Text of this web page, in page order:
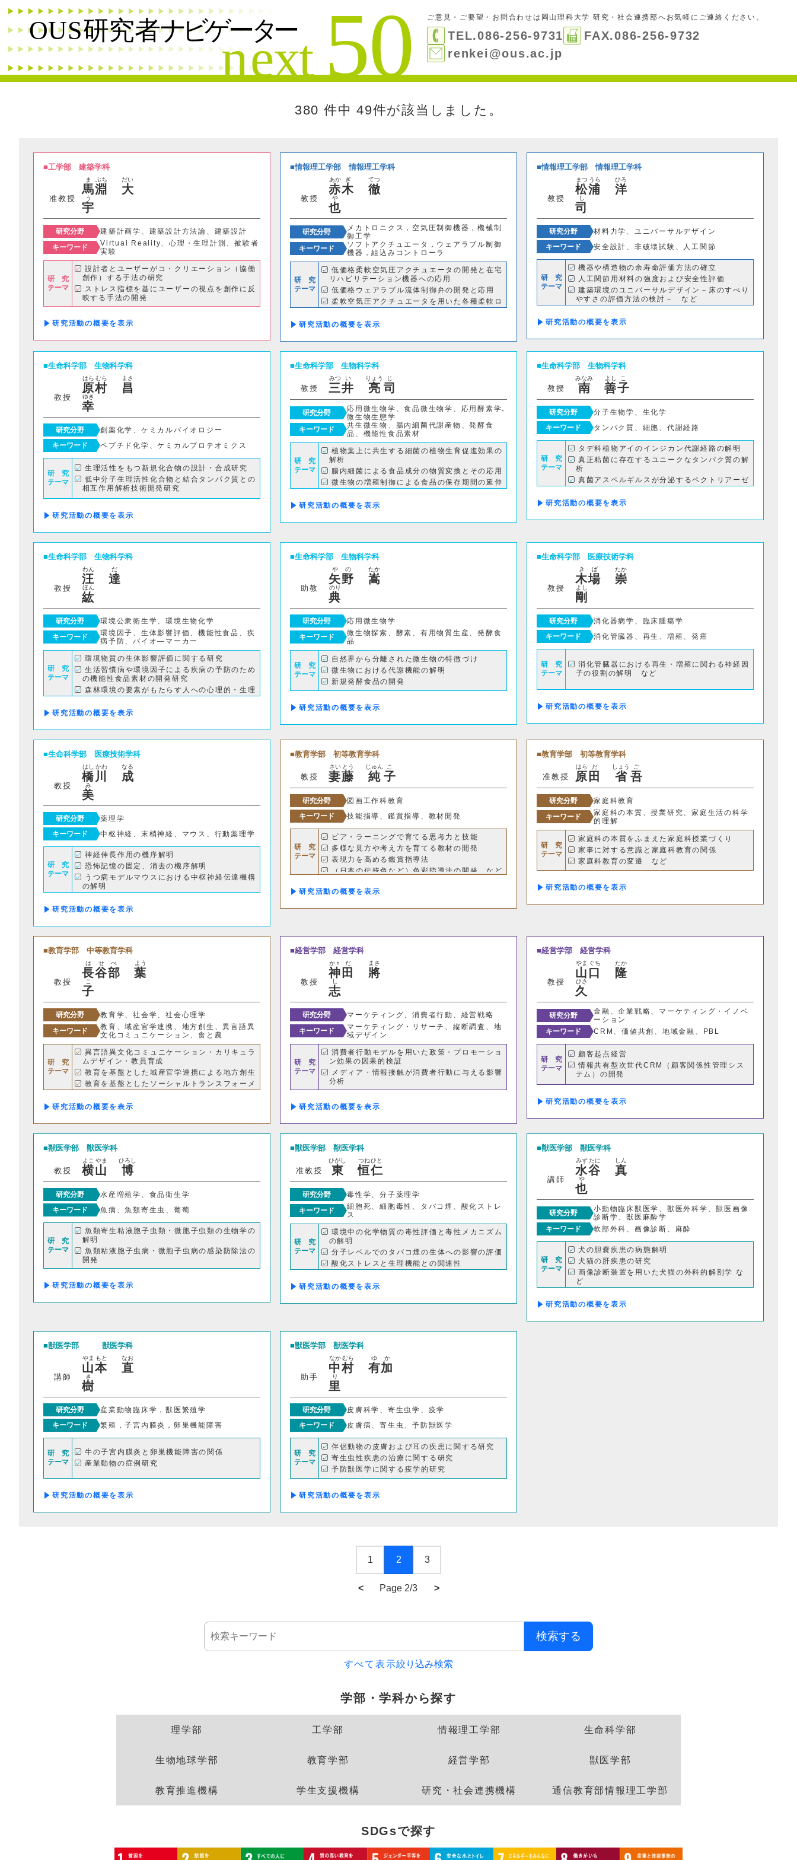
ご意見・ご要望・お問合わせは 岡山理科大学 研究・社会連携部へお気軽にご連絡ください。
TEL.086-256-9731
FAX.086-256-9732
renkei@ous.ac.jp
380 件中 49件が該当しました。
工学部 建築学科
准教授
馬
ま
淵
ぶち
大
だい
宇
う
研究分野
建築計画学、建築設計方法論、建築設計
キーワード
Virtual Reality、心理・生理計測、被験者
実験
研 究
テーマ
設計者とユーザーがコ・クリエーション（協働
創作）する手法の研究
ストレス指標を基にユーザーの視点を創作に反
映する手法の開発
VRを用いてユーザーの空間認識をトレーニン
グする手法の開発
VRを用いてアルゴリズムデザインを協働創作
する手法の開発など
研究活動の概要
情報理工学部情報理工学科
教授
赤
あか
木
ぎ
徹
てつ
也
や
研究分野
メカトロニクス，空気圧制御機器，機械制
御工学
キーワード
ソフトアクチュエータ，ウェアラブル制御
機器，組込みコントローラ
研 究
テーマ
低価格柔軟空気圧アクチュエータの開発と在宅
リハビリテーション機器への応用
低価格ウェアラブル流体制御弁の開発と応用
柔軟空気圧アクチュエータを用いた各種柔軟ロ
ボットの開発
研究活動の概要
情報理工学部情報理工学科
教授
松
まつ
浦
うら
洋
ひろ
司
し
研究分野
材料力学、ユニバーサルデザイン
キーワード
安全設計、非破壊試験、人工関節
研 究
テーマ
機器や構造物の余寿命評価方法の確立
人工関節用材料の強度および安全性評価
建築環境のユニバーサルデザイン－床のすべり
やすさの評価方法の検討－ など
研究活動の概要
生命科学部 生物科学科
教授
原
はら
村
むら
昌
まさ
幸
ゆき
研究分野
創薬化学、ケミカルバイオロジー
キーワード
ペプチド化学、ケミカルプロテオミクス
研 究
テーマ
生理活性をもつ新規化合物の設計・合成研究
低中分子生理活性化合物と結合タンパク質との
相互作用解析技術開発研究
研究活動の概要
生命科学部 生物科学科
教授 三
みつ
井
い
亮
りょう
司
じ
研究分野
応用微生物学、食品微生物学、応用酵素学､
微生物生態学
キーワード
共生微生物、腸内細菌代謝産物、発酵食
品、機能性食品素材
研 究
テーマ
植物葉上に共生する細菌の植物生育促進効果の
解析
腸内細菌による食品成分の物質変換とその応用
微生物の増殖制御による食品の保存期間の延伸
に関する研究
産業利用可能な微生物および微生物酵素の開発
とファインケミカル生産 など
研究活動の概要
生命科学部 生物科学科
教授 南
みなみ
善
よし
子
こ
研究分野
分子生物学、生化学
キーワード
タンパク質、細胞、代謝経路
研 究
テーマ
タデ科植物アイのインジカン代謝経路の解明
真正粘菌に存在するユニークなタンパク質の解
析
真菌アスペルギルスが分泌するペクトリアーゼ
の解析
研究活動の概要
生命科学部 生物科学科
教授
汪
わん
達
だ
紘
ほん
研究分野
環境公衆衛生学、環境生物化学
キーワード
環境因子、生体影響評価、機能性食品、疾
病予防、バイオ―マーカー
研 究
テーマ
環境物質の生体影響評価に関する研究
生活習慣病や環境因子による疾病の予防のため
の機能性食品素材の開発研究
森林環境の要素がもたらす人への心理的・生理
的効果の解明 など
研究活動の概要
生命科学部 生物科学科
助教
矢
や
野
の
嵩
たか
典
のり
研究分野
応用微生物学
キーワード
微生物探索、酵素、有用物質生産、発酵食
品
研 究
テーマ
自然界から分離された微生物の特徴づけ
微生物における代謝機能の解明
新規発酵食品の開発
研究活動の概要
生命科学部 医療技術学科
教授
木
き
場
ば
崇
たか
剛
よし
研究分野
消化器病学、臨床腫瘍学
キーワード
消化管臓器、再生、増殖、発癌
研 究
テーマ
消化管臓器における再生・増殖に関わる神経因
子の役割の解明 など
研究活動の概要
生命科学部 医療技術学科
教授
橋
はし
川
かわ
成
なる
美
み
研究分野
薬理学
キーワード
中枢神経、末梢神経、マウス、行動薬理学
研 究
テーマ
神経伸長作用の機序解明
恐怖記憶の固定、消去の機序解明
うつ病モデルマウスにおける中枢神経伝達機構
の解明
研究活動の概要
教育学部 初等教育学科
教授 妻
さい
藤
とう
純
じゅん
子
こ
研究分野
図画工作科教育
キーワード
技能指導、鑑賞指導、教材開発
研 究
テーマ
ピア・ラーニングで育てる思考力と技能
多様な見方や考え方を育てる教材の開発
表現力を高める鑑賞指導法
（日本の伝統色など）色彩指導法の開発 など
研究活動の概要
教育学部 初等教育学科
准教授 原
はら
田
だ
省
しょう
吾
ご
研究分野
家庭科教育
キーワード
家庭科の本質、授業研究、家庭生活の科学
的理解
研 究
テーマ
家庭科の本質をふまえた家庭科授業づくり
家事に対する意識と家庭科教育の関係
家庭科教育の変遷 など
研究活動の概要
教育学部 中等教育学科
教授
長
は
谷
せ
部
べ
葉
よう
子
こ
研究分野
教育学、社会学、社会心理学
キーワード
教育、域産官学連携、地方創生、異言語異
文化コミュニケーション、食と農
研 究
テーマ
異言語異文化コミュニケーション・カリキュラ
ムデザイン・教員育成
教育を基盤とした域産官学連携による地方創生
教育を基盤としたソーシャルトランスフォーメ
ーション など
研究活動の概要
経営学部 経営学科
教授
神
かｎ
田
だ
將
まさ
志
し
研究分野
マーケティング、消費者行動、経営戦略
キーワード
マーケティング・リサーチ、縦断調査、地
域デザイン
研 究
テーマ
消費者行動モデルを用いた政策・プロモーショ
ン効果の因果的検証
メディア・情報接触が消費者行動に与える影響
分析
EBPMに向けたKPI・KGI設計と効果指標の開
発 など
研究活動の概要
経営学部 経営学科
教授
山
やま
口
ぐち
隆
たか
久
ひさ
研究分野
金融、企業戦略、マーケティング・イノベ
ーション
キーワード
CRM、価値共創、地域金融、PBL
研 究
テーマ
顧客起点経営
情報共有型次世代CRM（顧客関係性管理シス
テム）の開発
研究活動の概要
獣医学部 獣医学科
教授 横
よこ
山
やま
博
ひろし
研究分野
水産増殖学、食品衛生学
キーワード
魚病、魚類寄生虫、葡萄
研 究
テーマ
魚類寄生粘液胞子虫類・微胞子虫類の生物学の
解明
魚類粘液胞子虫病・微胞子虫病の感染防除法の
開発
水産食品にみられる寄生虫の診断
ワイン醸造時に廃棄される葡萄搾りかすの給餌
による養殖魚の改善
研究活動の概要
獣医学部 獣医学科
准教授 東
ひがし
恒
つね
仁
ひと
研究分野
毒性学、分子薬理学
キーワード
細胞死、細胞毒性、タバコ煙、酸化ストレ
ス
研 究
テーマ
環境中の化学物質の毒性評価と毒性メカニズム
の解明
分子レベルでのタバコ煙の生体への影響の評価
酸化ストレスと生理機能との関連性
研究活動の概要
獣医学部 獣医学科
講師
水
みず
谷
たに
真
しん
也
や
研究分野
小動物臨床獣医学、獣医外科学、獣医画像
診断学、獣医麻酔学
キーワード
軟部外科、画像診断、麻酔
研 究
テーマ
犬の胆嚢疾患の病態解明
犬猫の肝疾患の研究
画像診断装置を用いた犬猫の外科的解剖学 な
ど
研究活動の概要
獣医学部 獣医学科
講師
山
やま
本
もと
直
なお
樹
き
研究分野
産業動物臨床学，獣医繁殖学
キーワード
繁殖，子宮内膜炎，卵巣機能障害
研 究
テーマ
牛の子宮内膜炎と卵巣機能障害の関係
産業動物の症例研究
研究活動の概要
獣医学部 獣医学科
助手
中
なか
村
むら
有
ゆ
加
か
里
り
研究分野
皮膚科学、寄生虫学、疫学
キーワード
皮膚病、寄生虫、予防獣医学
研 究
テーマ
伴侶動物の皮膚および耳の疾患に関する研究
寄生虫性疾患の治療に関する研究
予防獣医学に関する疫学的研究
研究活動の概要
1 2 3
< Page 2/3 >
検索する
すべて表示絞り込み検索
絞り込み検索
希望
SDGs
理学部
応用数学科 基礎理学科 化学科
動物学科
機械システム工学科 情報工学科
応用化学科 建築学科
情報理工学科
生命科学部
生物科学科 医療技術学科
生物地球学部
生物地球学科 恐竜学科
教育学部
初等教育学科 中等教育学科
経営学部
経営学科
獣医学部
獣医学科 獣医保健看護学科
教育推進機構
自然科学教育センター 人文社会科学教育センター
教職支援センター
学生支援機構
グローバルセンター キャリア支援センター 情報基盤センター
研究・社会連携機構
生物医科学検査研究センター 古生物学・年代学研究センター
建築歴史文化研究センター
通信教育部情報理工学部
情報理工学科（通信）
閉じる 検索する
学部・学科から探す
理学部 工学部 情報理工学部 生命科学部
生物地球学部 教育学部 経営学部 獣医学部
教育推進機構 学生支援機構 研究・社会連携機構 通信教育部情報理工学部
SDGsで探す